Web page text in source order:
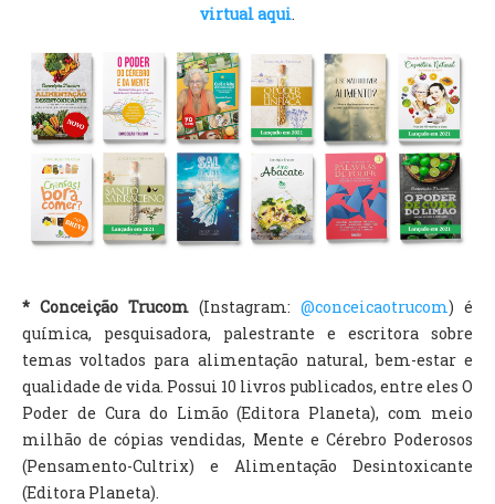
virtual aqui.
* Conceição Trucom (Instagram: @conceicaotrucom) é
química, pesquisadora, palestrante e escritora sobre
temas voltados para alimentação natural, bem-estar e
qualidade de vida. Possui 10 livros publicados, entre eles O
Poder de Cura do Limão (Editora Planeta), com meio
milhão de cópias vendidas, Mente e Cérebro Poderosos
(Pensamento-Cultrix) e Alimentação Desintoxicante
(Editora Planeta).